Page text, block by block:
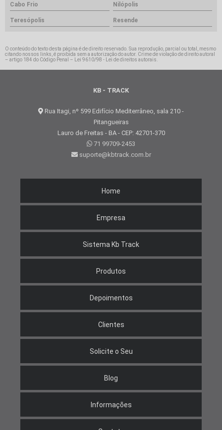
Cabo Frio Nilópolis
Teresópolis Resende
O conteúdo do texto desta página é de direito reservado. Sua reprodução, parcial ou total, mesmo
citando nossos links, é proibida sem a autorização do autor. Crime de violação de direito autoral
– artigo 184 do Código Penal –
Lei 9610/98 - Lei de direitos autorais
KB - TRACK
Rua Itagi, nº 599 Edifício Mediterrâneo, sala 210 -
Pitangueiras
Lauro de Freitas - BA - CEP: 42701-370
71 99709-2453
suporte@kbtrack.com.br
Home
Empresa
Sistema Kb Track
Produtos
Depoimentos
Clientes
Solicite o Seu
Blog
Informações